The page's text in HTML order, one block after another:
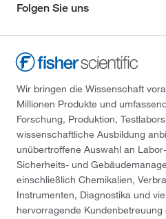
Folgen Sie uns
Wir bringen die Wissenschaft
Millionen Produkte und
Forschung, Produktion,
wissenschaftliche Ausbildung
unübertroffene Auswahl an
Sicherheits- und
einschließlich Chemikalien,
Instrumenten, Diagnostika und
hervorragende Kundenbetreuung